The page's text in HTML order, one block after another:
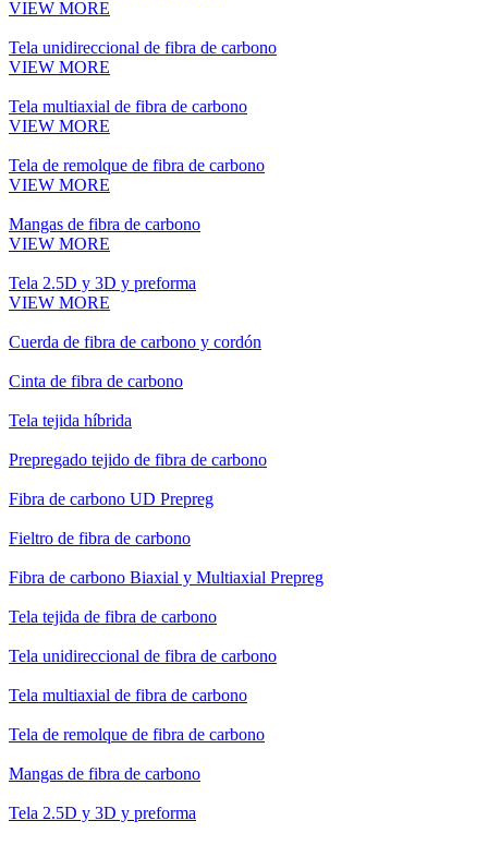
VIEW MORE
Tela unidireccional de fibra de carbono
VIEW MORE
Tela multiaxial de fibra de carbono
VIEW MORE
Tela de remolque de fibra de carbono
VIEW MORE
Mangas de fibra de carbono
VIEW MORE
Tela 2.5D y 3D y preforma
VIEW MORE
Cuerda de fibra de carbono y cordón
Cinta de fibra de carbono
Tela tejida híbrida
Prepregado tejido de fibra de carbono
Fibra de carbono UD Prepreg
Fieltro de fibra de carbono
Fibra de carbono Biaxial y Multiaxial Prepreg
Tela tejida de fibra de carbono
Tela unidireccional de fibra de carbono
Tela multiaxial de fibra de carbono
Tela de remolque de fibra de carbono
Mangas de fibra de carbono
Tela 2.5D y 3D y preforma